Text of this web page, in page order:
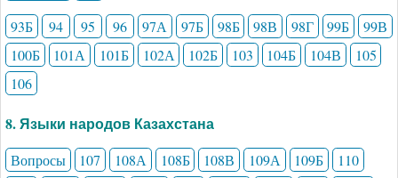
93Б
94 95 96 97А 97Б 98Б 98В 98Г 99Б
99В
100Б
101А 101Б 102А 102Б 103 104Б 104В
105
106
8. Языки народов Казахстана
Вопросы 107 108А 108Б 108В 109А 109Б
110